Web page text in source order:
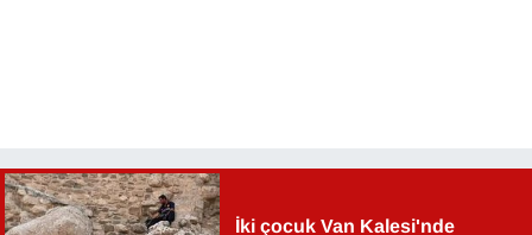
İki çocuk Van Kalesi'nde
VAN'DA SPOR